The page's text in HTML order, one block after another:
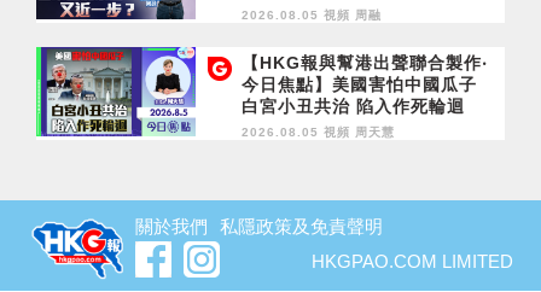
2026.08.05 視頻 周融
【HKG報與幫港出聲聯合製作‧
今日焦點】美國害怕中國瓜子
白宮小丑共治 陷入作死輪迴
2026.08.05 視頻 周天慧
關於我們
私隱政策及免責聲明
HKGPAO.COM LIMITED